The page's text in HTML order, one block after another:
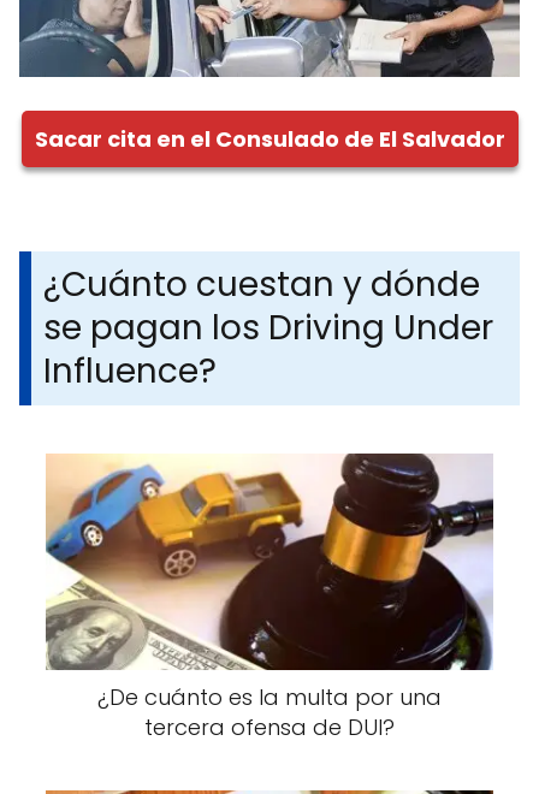
Sacar cita en el Consulado de El Salvador
¿Cuánto cuestan y dónde
se pagan los Driving Under
Influence?
¿De cuánto es la multa por una
tercera ofensa de DUI?